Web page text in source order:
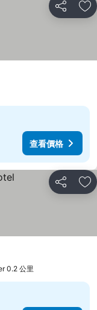
分享 放
查看價格
分享 放
0.2 公里